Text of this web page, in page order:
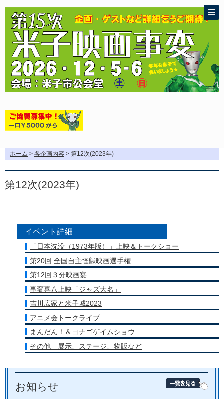
ホーム > 各企画内容 > 第12次(2023年)
第12次(2023年)
イベント詳細
「日本沈没（1973年版）」上映＆トークショー
第20回 全国自主怪獣映画選手権
第12回３分映画宴
事変喜八上映「ジャズ大名」
吉川広家と米子城2023
アニメ会トークライブ
まんだん！＆ヨナゴゲイムショウ
その他 展示、ステージ、物販など
お知らせ